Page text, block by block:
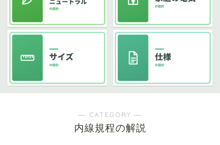
― CATEGORY ―
内線規程の解説